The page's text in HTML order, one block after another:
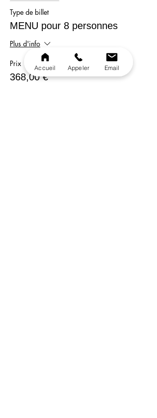
Type de billet
MENU pour 8 personnes
Plus d'info
Prix
368,00 €
Accueil Appeler Email